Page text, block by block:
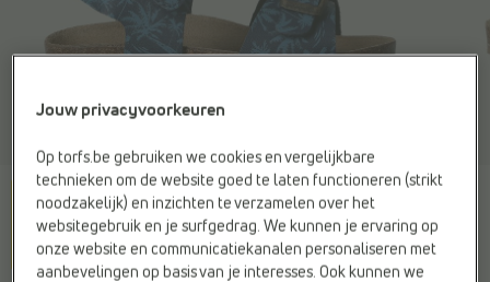
Jouw privacyvoorkeuren
Op torfs.be gebruiken we cookies en vergelijkbare
technieken om de website goed te laten functioneren (strikt
noodzakelijk) en inzichten te verzamelen over het
websitegebruik en je surfgedrag. We kunnen je ervaring op
onze website en communicatiekanalen personaliseren met
aanbevelingen op basis van je interesses. Ook kunnen we